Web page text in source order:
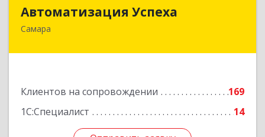
Автоматизация Успеха
Самара
Клиентов на сопровождении
169
1С:Специалист
14